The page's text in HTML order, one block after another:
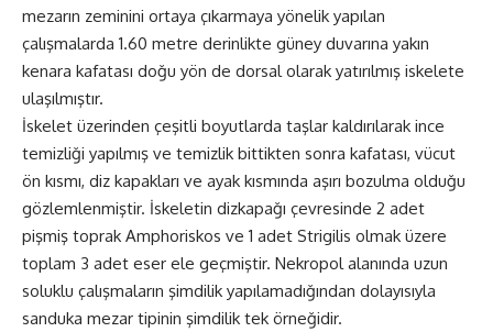
mezarın zeminini ortaya çıkarmaya yönelik yapılan
çalışmalarda 1.60 metre derinlikte güney duvarına yakın
kenara kafatası doğu yön de dorsal olarak yatırılmış iskelete
ulaşılmıştır.
İskelet üzerinden çeşitli boyutlarda taşlar kaldırılarak ince
temizliği yapılmış ve temizlik bittikten sonra kafatası, vücut
ön kısmı, diz kapakları ve ayak kısmında aşırı bozulma olduğu
gözlemlenmiştir. İskeletin dizkapağı çevresinde 2 adet
pişmiş toprak Amphoriskos ve 1 adet Strigilis olmak üzere
toplam 3 adet eser ele geçmiştir. Nekropol alanında uzun
soluklu çalışmaların şimdilik yapılamadığından dolayısıyla
sanduka mezar tipinin şimdilik tek örneğidir.